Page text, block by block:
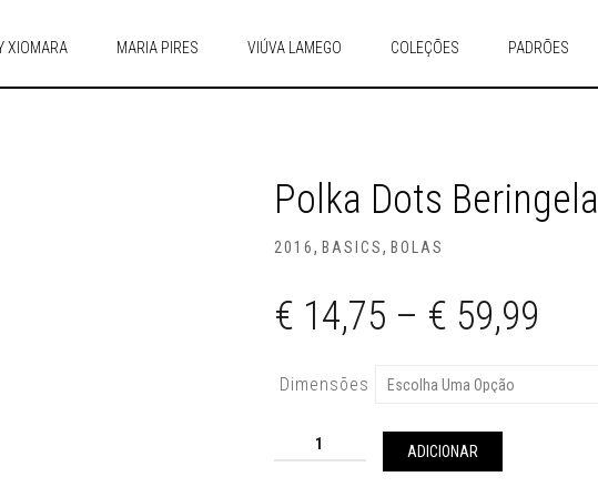
XIOMARA MARIA PIRES VIÚVA LAMEGO COLEÇÕES PADRÕES
Polka Dots Beringela
2016,BASICS,BOLAS
€ 14,75 – € 59,99
Dimensões
Quantidade
ADICIONAR